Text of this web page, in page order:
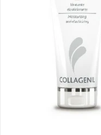
Apri supporto 0 in modalità